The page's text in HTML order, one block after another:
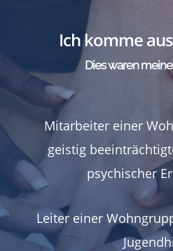
Ich komme
Dies waren
Mitarbeiter einer
geistig
psychischer
Leiter einer